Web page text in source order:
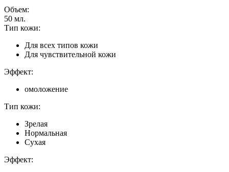
Объем:
50 мл.
Тип кожи:
Для всех типов кожи
Для чувствительной кожи
Эффект:
омоложение
Тип кожи:
Зрелая
Нормальная
Сухая
Эффект: